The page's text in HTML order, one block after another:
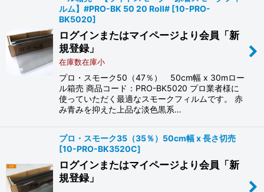
ルム】#PRO-BK 50 20 Roll# [10-PRO-
BK5020]
ログインまたはマイページより会員「新
規登録」
在庫数在庫小
プロ・スモーク50（47％） 50cm幅 x 30mロー
ル箱売 商品コード：PRO-BK5020 プロ業者様に
使っていただく最適なスモークフィルムです。 赤
み青みを抑えた上品な淡色黒系…
プロ・スモーク35（35％）50cm幅 x 長さ切売
[10-PRO-BK3520C]
ログインまたはマイページより会員「新
規登録」